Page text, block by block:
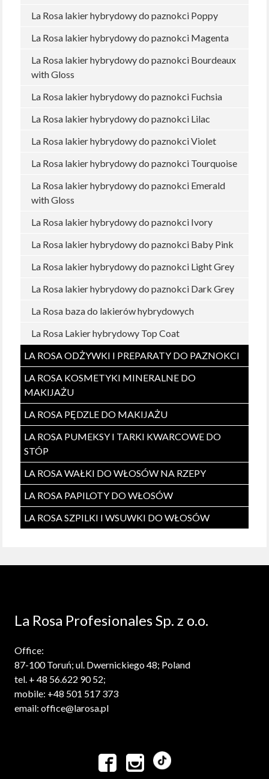
La Rosa lakier hybrydowy do paznokci Poppy
La Rosa lakier hybrydowy do paznokci Magenta
La Rosa lakier hybrydowy do paznokci Bourdeaux
with Gloss
La Rosa lakier hybrydowy do paznokci Fuchsia
La Rosa lakier hybrydowy do paznokci Lilac
La Rosa lakier hybrydowy do paznokci Violet
La Rosa lakier hybrydowy do paznokci Tourquoise
La Rosa lakier hybrydowy do paznokci Emerald
with Gloss
La Rosa lakier hybrydowy do paznokci Ivory
La Rosa lakier hybrydowy do paznokci Baby Pink
La Rosa lakier hybrydowy do paznokci Light Grey
La Rosa lakier hybrydowy do paznokci Dark Grey
La Rosa baza do lakierów hybrydowych
La Rosa Lakier hybrydowy Top Coat
LA ROSA ODŻYWKI I PREPARATY DO PAZNOKCI
LA ROSA KOSMETYKI MINERALNE DO
MAKIJAŻU
LA ROSA PĘDZLE DO MAKIJAŻU
LA ROSA PUMEKSY I TARKI KWARCOWE DO
STÓP
LA ROSA WAŁKI DO WŁOSÓW NA RZEPY
LA ROSA PAPILOTY DO WŁOSÓW
LA ROSA SZPILKI I WSUWKI DO WŁOSÓW
La Rosa Profesionales Sp. z o.o.
Office:
87-100 Toruń; ul. Dwernickiego 48; Poland
tel. + 48 56.622 90 52;
mobile: +48 501 517 373
email: office@larosa.pl
 